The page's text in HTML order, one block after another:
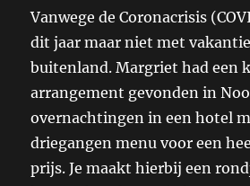
Vanwege de Coronacrisis
dit jaar maar niet met
buitenland. Margriet had een
arrangement gevonden in
overnachtingen in een hotel
driegangen menu voor een
prijs. Je maakt hierbij een